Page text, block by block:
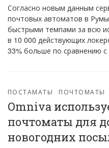
Согласно новым данным
почтовых автоматов в
быстрыми темпами за всю
в 10 000 действующих
33% больше по сравнению с
ПОСТАМАТЫ ПОЧТОМАТЫ
Omniva
почтоматы для
новогодних